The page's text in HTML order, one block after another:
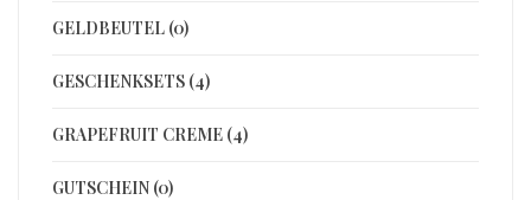
GELDBEUTEL (0)
GESCHENKSETS (4)
GRAPEFRUIT CREME (4)
GUTSCHEIN (0)